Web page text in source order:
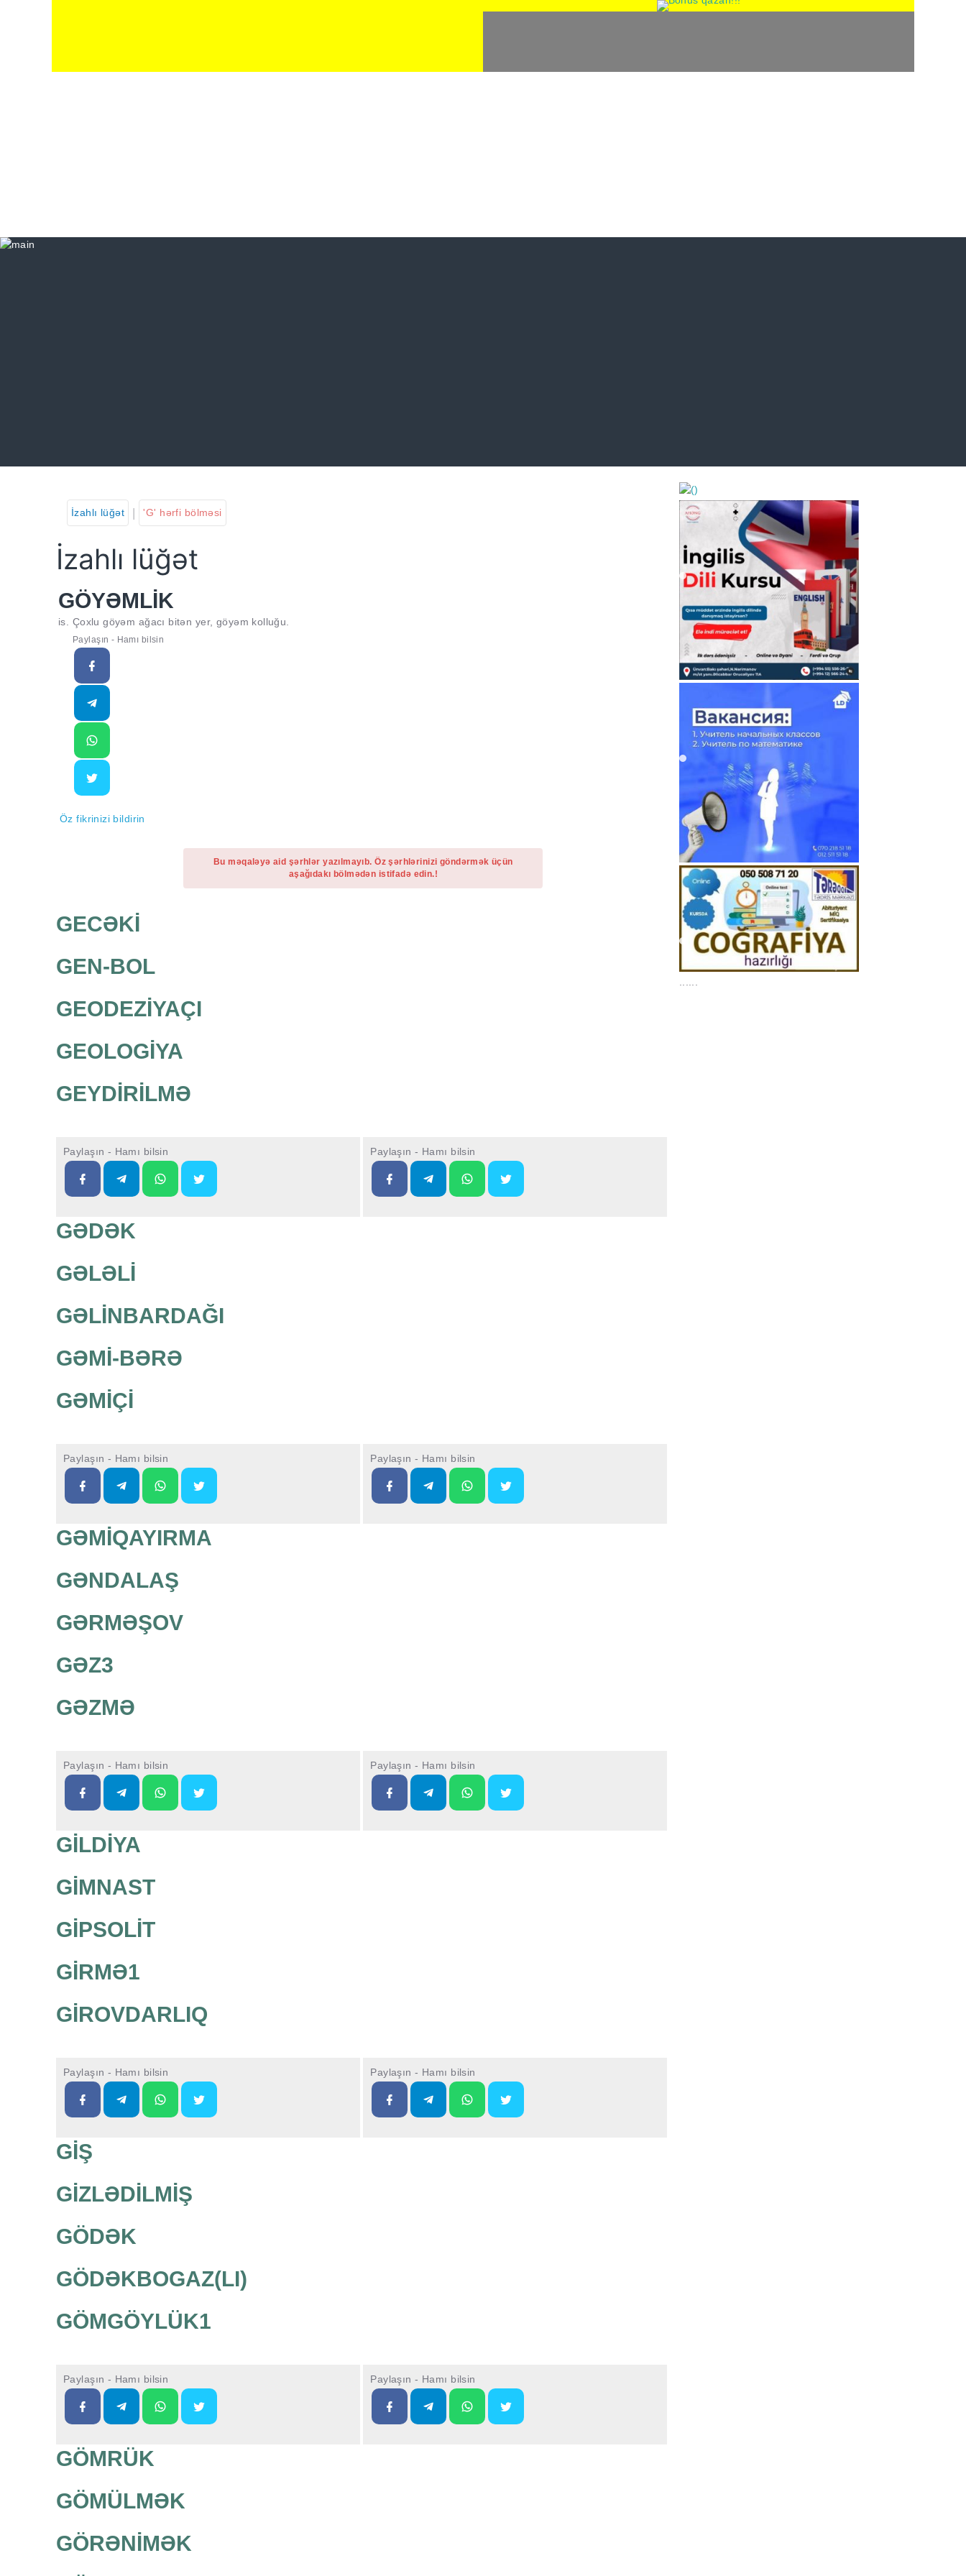
İzahlı lüğət 'G' hərfi bölməsi
İzahlı lüğət
GÖYƏMLİK
is. Çoxlu göyəm ağacı bitən yer, göyəm kolluğu.
Paylaşın - Hamı bilsin
Öz fikrinizi bildirin
Bu məqaləyə aid şərhlər yazılmayıb. Öz şərhlərinizi göndərmək üçün
aşağıdakı bölmədən istifadə edin.!
GECƏKİ
GEN-BOL
GEODEZİYAÇI
GEOLOGİYA
GEYDİRİLMƏ
Paylaşın - Hamı bilsin Paylaşın - Hamı bilsin
GƏDƏK
GƏLƏLİ
GƏLİNBARDAĞI
GƏMİ-BƏRƏ
GƏMİÇİ
Paylaşın - Hamı bilsin Paylaşın - Hamı bilsin
GƏMİQAYIRMA
GƏNDALAŞ
GƏRMƏŞOV
GƏZ3
GƏZMƏ
Paylaşın - Hamı bilsin Paylaşın - Hamı bilsin
GİLDİYA
GİMNAST
GİPSOLİT
GİRMƏ1
GİROVDARLIQ
Paylaşın - Hamı bilsin Paylaşın - Hamı bilsin
GİŞ
GİZLƏDİLMİŞ
GÖDƏK
GÖDƏKBOGAZ(LI)
GÖMGÖYLÜK1
Paylaşın - Hamı bilsin Paylaşın - Hamı bilsin
GÖMRÜK
GÖMÜLMƏK
GÖRƏNİMƏK
https://wa.me/994552244433